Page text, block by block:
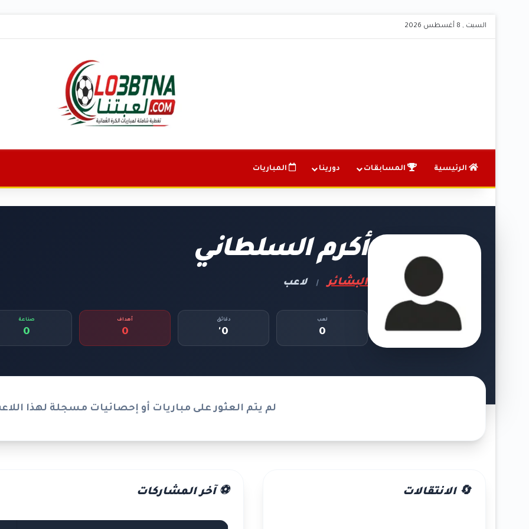
السبت , 8 أغسطس 2026
الرئيسية المسابقات دورينا المباريات
أكرم السلطاني
البشائر | لاعب
لعب
0
دقائق
0'
أهداف
0
صناعة
0
لم يتم العثور على مباريات أو إحصائيات مسجلة لهذا
🔄 الانتقالات ⚽ آخر المشاركات